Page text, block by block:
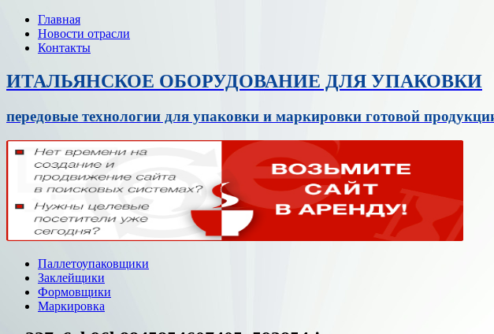
Главная
Новости отрасли
Контакты
ИТАЛЬЯНСКОЕ ОБОРУДОВАНИЕ ДЛЯ УПАКОВКИ
передовые технологии для упаковки и маркировки готовой
Паллетоупаковщики
Заклейщики
Формовщики
Маркировка